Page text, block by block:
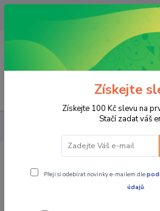
OPAVA 733537099/HLUČÍN
734541648/OLOMOUC 734593593
Naviják ComeUP Cub 4
Získejte
Získejte 100 Kč slevu na
Stačí zadat váš
Přeji si odebírat novinky e-mailem dle
údajů.